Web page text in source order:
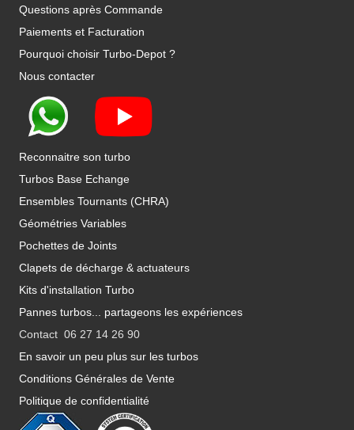
Questions après Commande
Paiements et Facturation
Pourquoi choisir Turbo-Depot ?
Nous contacter
Reconnaitre son turbo
Turbos Base Echange
Ensembles Tournants (CHRA)
Géométries Variables
Pochettes de Joints
Clapets de décharge & actuateurs
Kits d'installation Turbo
Pannes turbos... partageons les expériences
Contact 06 27 14 26 90
En savoir un peu plus sur les turbos
Conditions Générales de Vente
Politique de confidentialité